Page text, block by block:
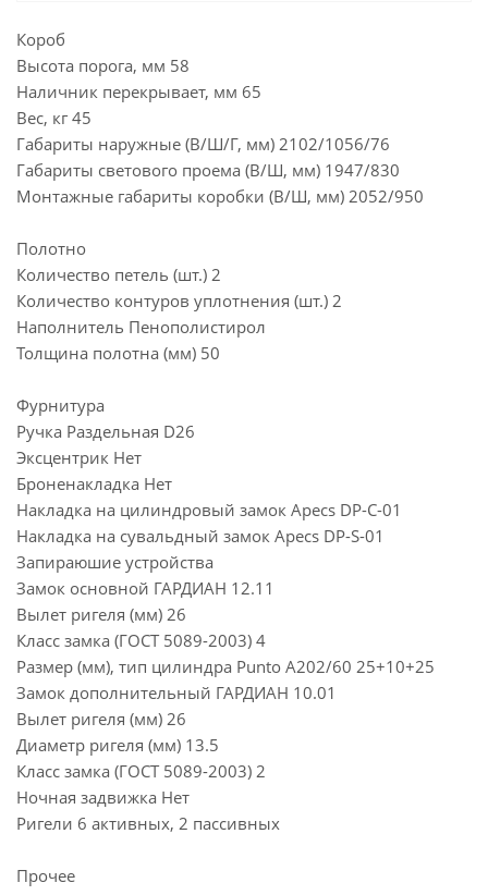
Короб
Высота порога, мм 58
Наличник перекрывает, мм 65
Вес, кг 45
Габариты наружные (В/Ш/Г, мм) 2102/1056/76
Габариты светового проема (В/Ш, мм) 1947/830
Монтажные габариты коробки (В/Ш, мм) 2052/950
Полотно
Количество петель (шт.) 2
Количество контуров уплотнения (шт.) 2
Наполнитель Пенополистирол
Толщина полотна (мм) 50
Фурнитура
Ручка Раздельная D26
Эксцентрик Нет
Броненакладка Нет
Накладка на цилиндровый замок Apecs DP-C-01
Накладка на сувальдный замок Apecs DP-S-01
Запираюшие устройства
Замок основной ГАРДИАН 12.11
Вылет ригеля (мм) 26
Класс замка (ГОСТ 5089-2003) 4
Размер (мм), тип цилиндра Punto A202/60 25+10+25
Замок дополнительный ГАРДИАН 10.01
Вылет ригеля (мм) 26
Диаметр ригеля (мм) 13.5
Класс замка (ГОСТ 5089-2003) 2
Ночная задвижка Нет
Ригели 6 активных, 2 пассивных
Прочее